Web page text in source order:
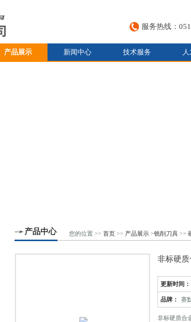
服务热线：
产品展示 新闻中心 技术服务
产品中心 您的位置 >> 首页 >> 产品展示 >铣削刀具 >>
非标硬质
更新时间：
品牌： 赛
非标硬质合